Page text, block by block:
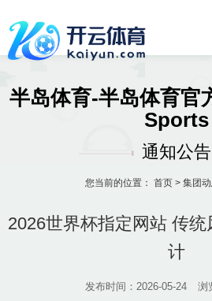
半岛体育-半岛体育官
Sports
通知公告
您当前的位置： 首页> 集团
2026世界杯指定网站 传
计
发布时间：2026-05-24 浏